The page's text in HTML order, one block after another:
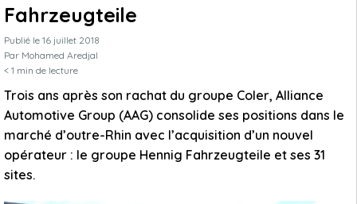
Fahrzeugteile
Publié le 16 juillet 2018
Par Mohamed Aredjal
< 1 min de lecture
Trois ans après son rachat du groupe Coler, Alliance
Automotive Group (AAG) consolide ses positions dans le
marché d’outre-Rhin avec l’acquisition d’un nouvel
opérateur : le groupe Hennig Fahrzeugteile et ses 31
sites.